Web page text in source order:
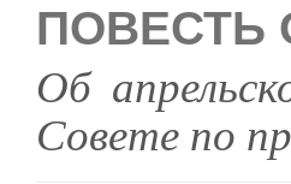
ПОВЕСТЬ
Об
Совете по